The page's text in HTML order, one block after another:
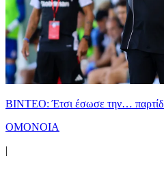
ΒΙΝΤΕΟ: Έτσι έσωσε την…
ΟΜΟΝΟΙΑ
|